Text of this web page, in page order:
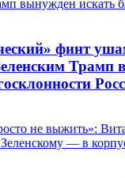
финт
Трамп